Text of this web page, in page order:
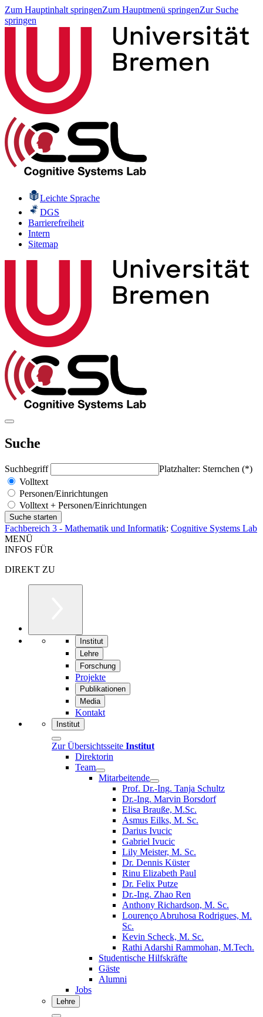
Zum Hauptinhalt springenZum Hauptmenü springenZur Suche
springen
Leichte Sprache
DGS
Barrierefreiheit
Intern
Sitemap
Suche
Suchbegriff
Platzhalter: Sternchen (*)
Volltext
Personen/Einrichtungen
Volltext + Personen/Einrichtungen
Fachbereich 3 - Mathematik und Informatik: Cognitive Systems Lab
MENÜ
INFOS FÜR
DIREKT ZU
Institut
Lehre
Forschung
Projekte
Publikationen
Media
Kontakt
Institut
Zur Übersichtsseite Institut
Direktorin
Team
Mitarbeitende
Prof. Dr.-Ing. Tanja Schultz
Dr.-Ing. Marvin Borsdorf
Elisa Brauße, M.Sc.
Asmus Eilks, M. Sc.
Darius Ivucic
Gabriel Ivucic
Lily Meister, M. Sc.
Dr. Dennis Küster
Rinu Elizabeth Paul
Dr. Felix Putze
Dr.-Ing. Zhao Ren
Anthony Richardson, M. Sc.
Lourenço Abruhosa Rodrigues, M.
Sc.
Kevin Scheck, M. Sc.
Rathi Adarshi Rammohan, M.Tech.
Studentische Hilfskräfte
Gäste
Alumni
Jobs
Lehre